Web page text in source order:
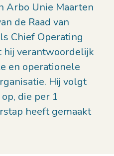
Arbo Unie Maarten
de Raad van
Chief Operating
hij verantwoordelijk
en operationele
Hij volgt
die per 1
heeft gemaakt